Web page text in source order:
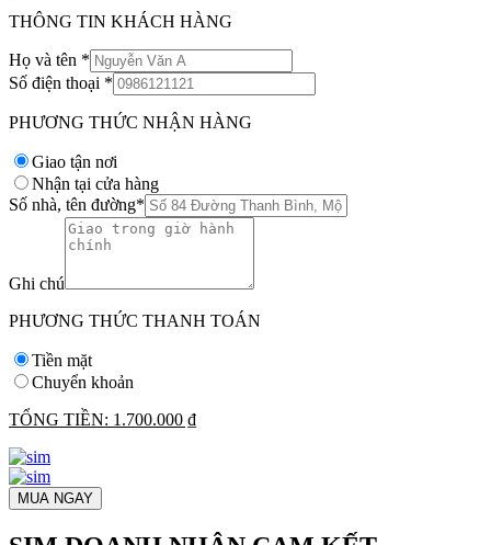
THÔNG TIN KHÁCH HÀNG
Họ và tên *
Số điện thoại *
PHƯƠNG THỨC NHẬN HÀNG
Giao tận nơi
Nhận tại cửa hàng
Số nhà, tên đường*
Ghi chú
PHƯƠNG THỨC THANH TOÁN
Tiền mặt
Chuyển khoản
TỔNG TIỀN: 1.700.000 ₫
MUA NGAY